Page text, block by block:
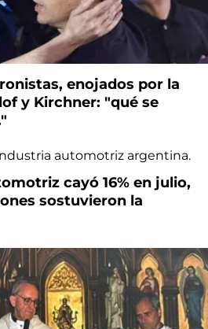
enojados por la
y Kirchner: "qué se
cayó 16% en julio,
sostuvieron la